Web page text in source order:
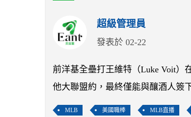
超級管理員
發表於 02-22
前洋基全壘打王維特（Luke Voit）
他大聯盟約，最終僅能與釀酒人簽
MLB 美國職棒 MLB直播